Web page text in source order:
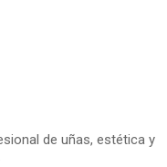
de uñas, estética y